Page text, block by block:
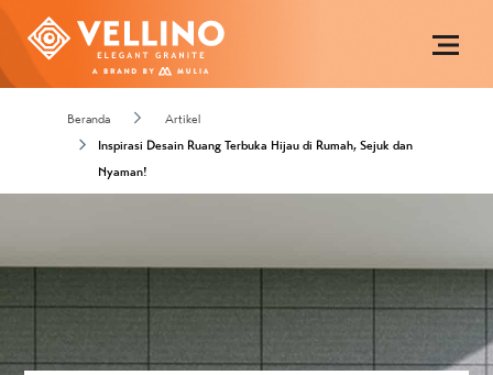
Beranda
Artikel
Inspirasi Desain Ruang Terbuka Hijau di Rumah, Sejuk dan
Nyaman!